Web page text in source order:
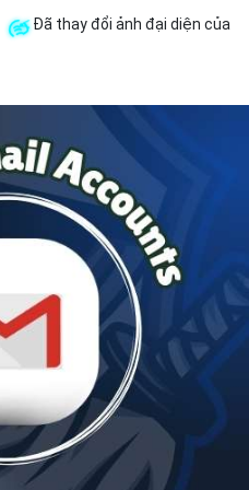
Đã thay đổi ảnh đại diện của